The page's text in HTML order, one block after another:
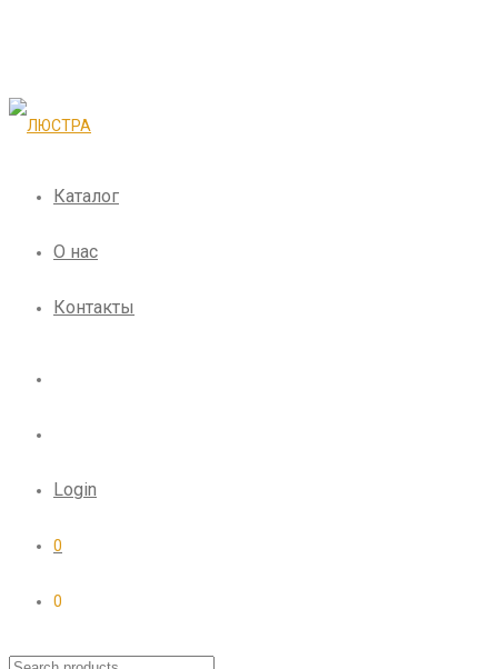
Каталог
О нас
Контакты
Login
0
0